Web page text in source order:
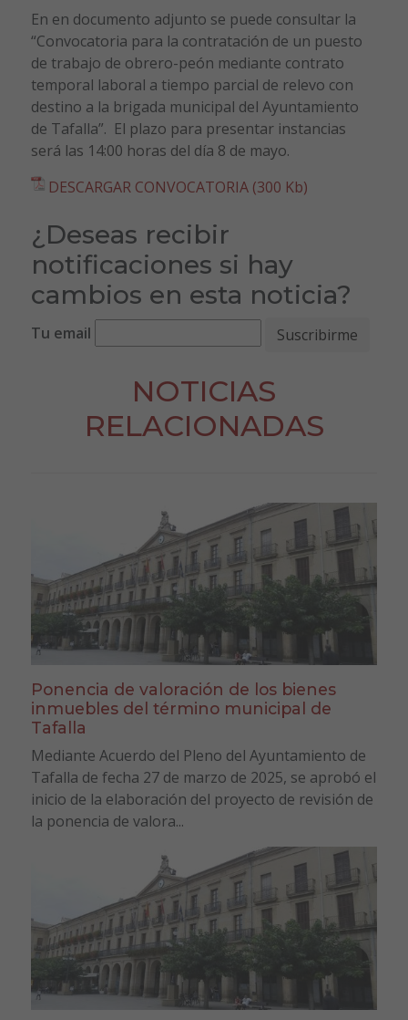
En en documento adjunto se puede consultar la
“Convocatoria para la contratación de un puesto
de trabajo de obrero-peón mediante contrato
temporal laboral a tiempo parcial de relevo con
destino a la brigada municipal del Ayuntamiento
de Tafalla”. El plazo para presentar instancias
será las 14:00 horas del día 8 de mayo.
DESCARGAR CONVOCATORIA (300 Kb)
¿Deseas recibir
notificaciones si hay
cambios en esta noticia?
Tu email
NOTICIAS
RELACIONADAS
Ponencia de valoración de los bienes
inmuebles del término municipal de
Tafalla
Mediante Acuerdo del Pleno del Ayuntamiento de
Tafalla de fecha 27 de marzo de 2025, se aprobó el
inicio de la elaboración del proyecto de revisión de
la ponencia de valora...